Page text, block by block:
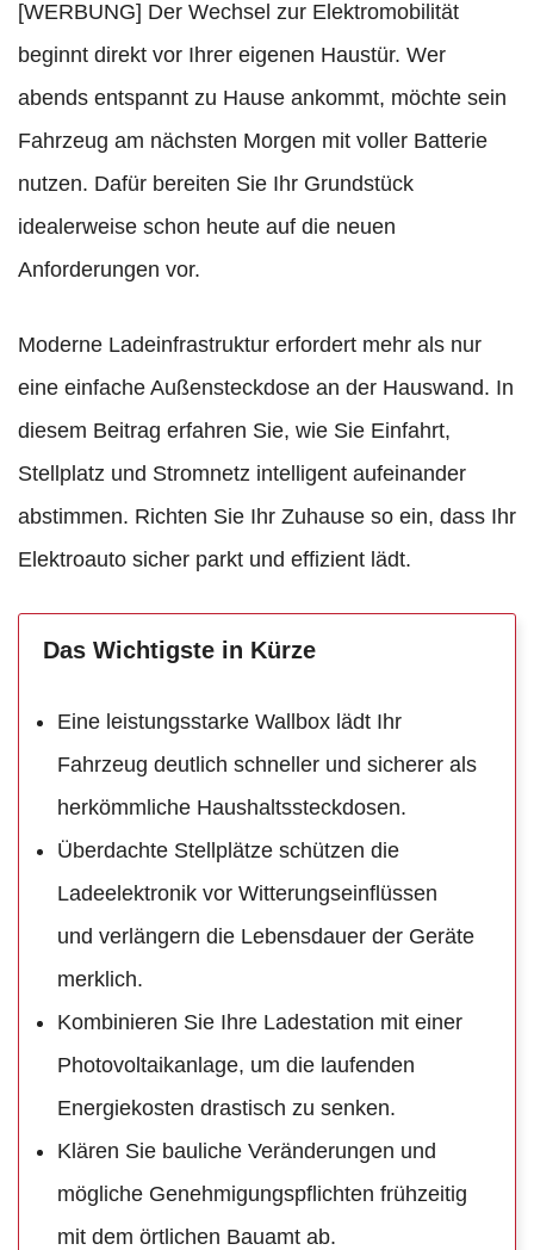
[WERBUNG] Der Wechsel zur Elektromobilität
beginnt direkt vor Ihrer eigenen Haustür. Wer
abends entspannt zu Hause ankommt, möchte sein
Fahrzeug am nächsten Morgen mit voller Batterie
nutzen. Dafür bereiten Sie Ihr Grundstück
idealerweise schon heute auf die neuen
Anforderungen vor.
Moderne Ladeinfrastruktur erfordert mehr als nur
eine einfache Außensteckdose an der Hauswand. In
diesem Beitrag erfahren Sie, wie Sie Einfahrt,
Stellplatz und Stromnetz intelligent aufeinander
abstimmen. Richten Sie Ihr Zuhause so ein, dass Ihr
Elektroauto sicher parkt und effizient lädt.
Das Wichtigste in Kürze
Eine leistungsstarke Wallbox lädt Ihr
Fahrzeug deutlich schneller und sicherer als
herkömmliche Haushaltssteckdosen.
Überdachte Stellplätze schützen die
Ladeelektronik vor Witterungseinflüssen
und verlängern die Lebensdauer der Geräte
merklich.
Kombinieren Sie Ihre Ladestation mit einer
Photovoltaikanlage, um die laufenden
Energiekosten drastisch zu senken.
Klären Sie bauliche Veränderungen und
mögliche Genehmigungspflichten frühzeitig
mit dem örtlichen Bauamt ab.